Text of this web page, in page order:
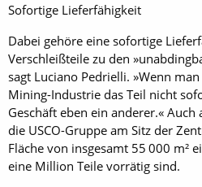
Sofortige Lieferfähigkeit
Dabei gehöre eine sofortige
Verschleißteile zu den
sagt Luciano Pedrielli. »Wenn
Mining-Industrie das Teil nicht
Geschäft eben ein anderer.«
die USCO-Gruppe am Sitz der
Fläche von insgesamt 55 000 m²
eine Million Teile vorrätig sind.